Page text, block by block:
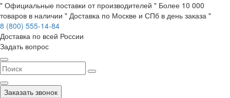
" Официальные поставки от производителей " Более 10 000
товаров в наличии " Доставка по Москве и СПб в день заказа "
8 (800) 555-14-84
Доставка по всей России
Задать вопрос
Заказать звонок